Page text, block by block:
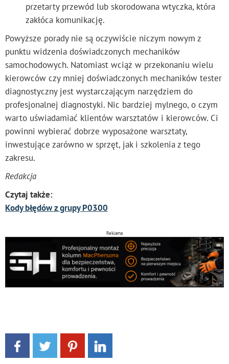
przetarty przewód lub skorodowana wtyczka, która
zakłóca komunikację.
Powyższe porady nie są oczywiście niczym nowym z
punktu widzenia doświadczonych mechaników
samochodowych. Natomiast wciąż w przekonaniu wielu
kierowców czy mniej doświadczonych mechaników tester
diagnostyczny jest wystarczającym narzędziem do
profesjonalnej diagnostyki. Nic bardziej mylnego, o czym
warto uświadamiać klientów warsztatów i kierowców. Ci
powinni wybierać dobrze wyposażone warsztaty,
inwestujące zarówno w sprzęt, jak i szkolenia z tego
zakresu.
Redakcja
Czytaj także:
Kody błędów z grupy P0300
Reklama